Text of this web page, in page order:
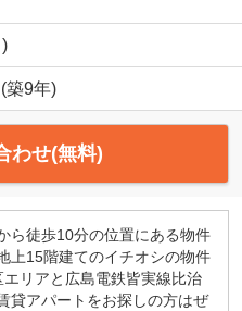
築9年)
わせ(無料)
ら徒歩10分の位置にある物件
上15階建てのイチオシの物件
リアと広島電鉄皆実線比治
貸アパートをお探しの方はぜ